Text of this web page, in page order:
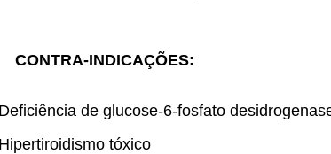
CONTRA-INDICAÇÕES:
de glucose-6-fosfato
tóxico